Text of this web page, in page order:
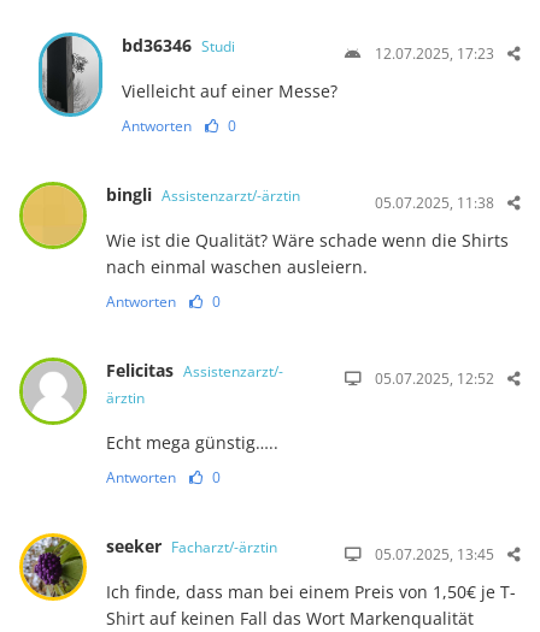
bd36346 Studi 12.07.2025, 17:23
Vielleicht auf einer Messe?
Antworten 0
bingli Assistenzarzt/-ärztin 05.07.2025, 11:38
Wie ist die Qualität? Wäre schade wenn die Shirts
nach einmal waschen ausleiern.
Antworten 0
Felicitas Assistenzarzt/-
ärztin
05.07.2025, 12:52
Echt mega günstig…..
Antworten 0
seeker Facharzt/-ärztin 05.07.2025, 13:45
Ich finde, dass man bei einem Preis von 1,50€ je T-
Shirt auf keinen Fall das Wort Markenqualität